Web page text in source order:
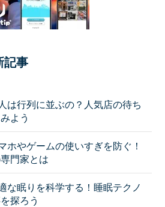
記事
は行列に並ぶの？人気店の待ち
よう
ホやゲームの使いすぎを防ぐ！
門家とは
な眠りを科学する！睡眠テクノ
探ろう